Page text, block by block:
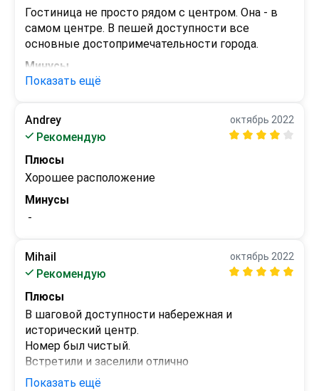
Гостиница не просто рядом с центром. Она - в
самом центре. В пешей доступности все
основные достопримечательности города.
Минусы
-
Показать ещё
Andrey
Рекомендую
октябрь 2022
Плюсы
Хорошее расположение
Минусы
-
Mihail
Рекомендую
октябрь 2022
Плюсы
В шаговой доступности набережная и
исторический центр.
Номер был чистый.
Встретили и заселили отлично
Минусы
Показать ещё